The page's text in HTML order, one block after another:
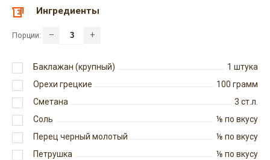
Ингредиенты
Порции: – +
Баклажан (крупный) 1 штука
Орехи грецкие
100 грамм
Сметана
3 ст.л.
Соль
⅛ по вкусу
Перец черный молотый
⅛ по вкусу
Петрушка
⅛ по вкусу